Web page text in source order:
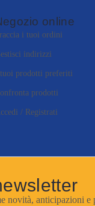
online
i tuoi ordini
indirizzi
prodotti preferiti
prodotti
/ Registrati
novità, anticipazioni e